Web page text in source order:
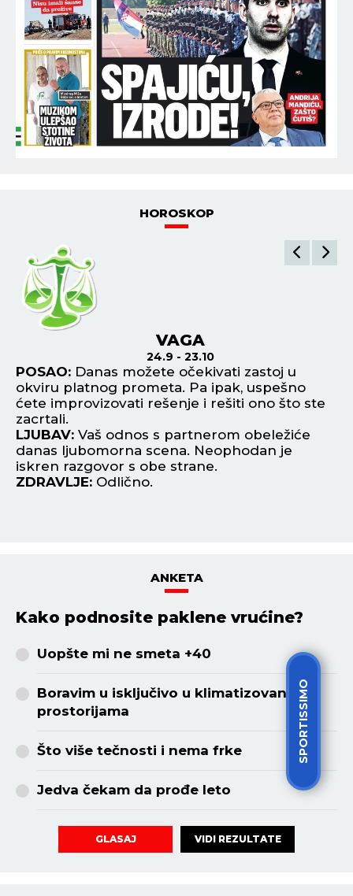
SPORTISSIMO
HOROSKOP
VAGA
24.9 - 23.10
POSAO: Danas možete očekivati zastoj u
okviru platnog prometa. Pa ipak, uspešno
ćete improvizovati rešenje i rešiti ono što ste
zacrtali.
LJUBAV: Vaš odnos s partnerom obeležiće
danas ljubomorna scena. Neophodan je
iskren razgovor s obe strane.
ZDRAVLJE: Odlično.
ANKETA
Kako podnosite paklene vrućine?
Uopšte mi ne smeta +40
Boravim u isključivo u klimatizovanim
prostorijama
Što više tečnosti i nema frke
Jedva čekam da prođe leto
GLASAJ VIDI REZULTATE